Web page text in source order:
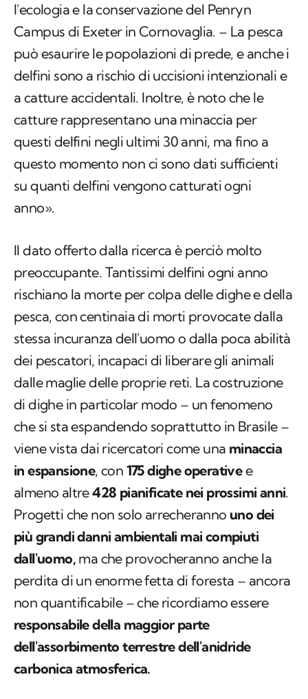
l'ecologia e la conservazione del Penryn
Campus di Exeter in Cornovaglia. – La pesca
può esaurire le popolazioni di prede, e anche i
delfini sono a rischio di uccisioni intenzionali e
a catture accidentali. Inoltre, è noto che le
catture rappresentano una minaccia per
questi delfini negli ultimi 30 anni, ma fino a
questo momento non ci sono dati sufficienti
su quanti delfini vengono catturati ogni
anno».
Il dato offerto dalla ricerca è perciò molto
preoccupante. Tantissimi delfini ogni anno
rischiano la morte per colpa delle dighe e della
pesca, con centinaia di morti provocate dalla
stessa incuranza dell'uomo o dalla poca abilità
dei pescatori, incapaci di liberare gli animali
dalle maglie delle proprie reti. La costruzione
di dighe in particolar modo – un fenomeno
che si sta espandendo soprattutto in Brasile –
viene vista dai ricercatori come una minaccia
in espansione, con 175 dighe operativee
almeno altre428 pianificate nei prossimi anni.
Progetti che non solo arrecheranno uno dei
più grandi danni ambientali mai compiuti
dall'uomo, ma che provocheranno anche la
perdita di un enorme fetta di foresta – ancora
non quantificabile – che ricordiamo essere
responsabile della maggior parte
dell'assorbimento terrestre dell'anidride
carbonica atmosferica.